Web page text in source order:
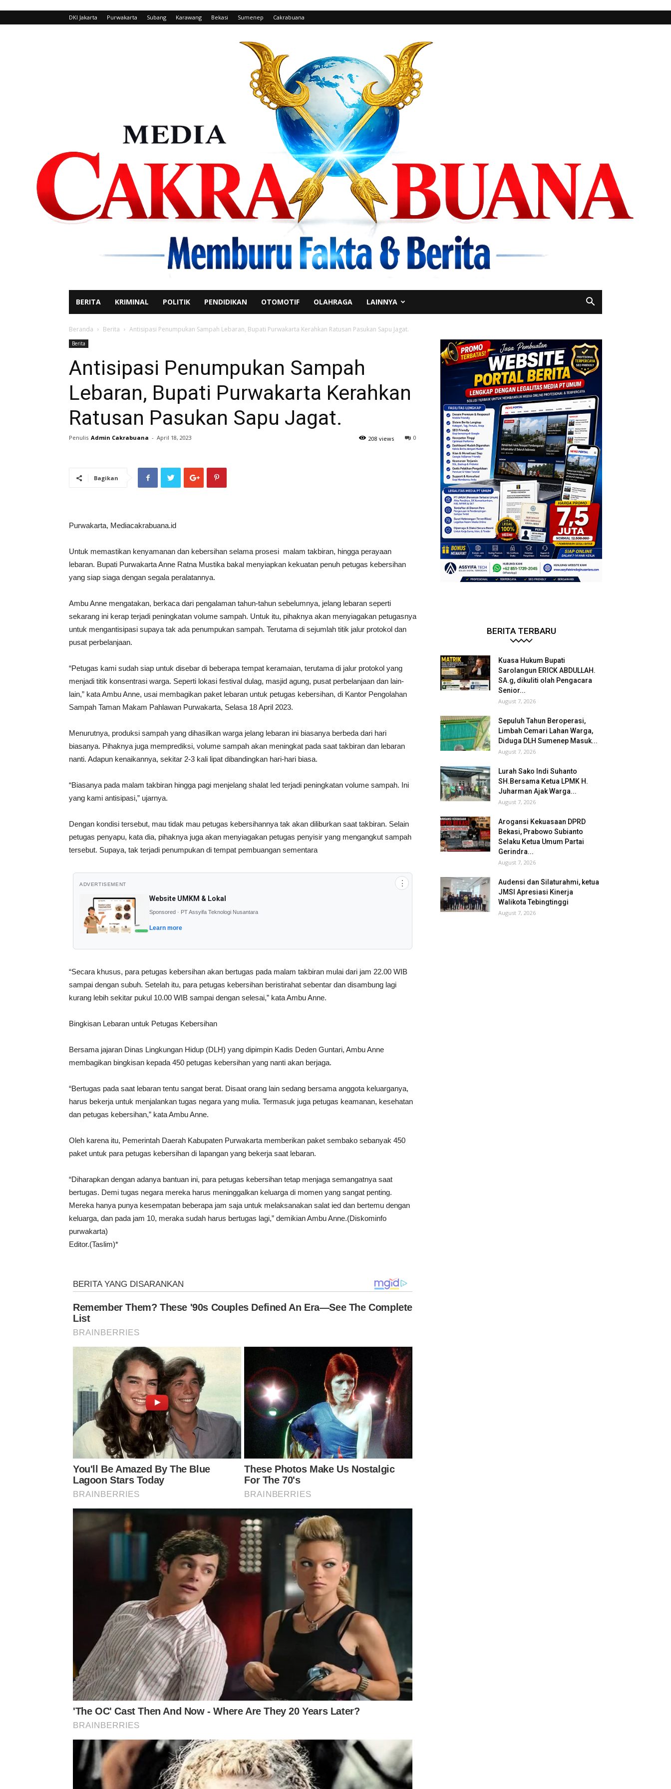
DKI Jakarta Purwakarta Subang Karawang Bekasi Sumenep Cakrabuana
BERITA KRIMINAL POLITIK PENDIDIKAN OTOMOTIF OLAHRAGA LAINNYA
Beranda Berita Antisipasi Penumpukan Sampah Lebaran, Bupati Purwakarta Kerahkan Ratusan Pasukan Sapu Jagat.
Berita
Antisipasi Penumpukan Sampah
Lebaran, Bupati Purwakarta Kerahkan
Ratusan Pasukan Sapu Jagat.
Penulis Admin Cakrabuana - April 18, 2023 0
208 views
Bagikan
Purwakarta, Mediacakrabuana.id
Untuk memastikan kenyamanan dan kebersihan selama prosesi malam takbiran, hingga perayaan
lebaran. Bupati Purwakarta Anne Ratna Mustika bakal menyiapkan kekuatan penuh petugas kebersihan
yang siap siaga dengan segala peralatannya.
Ambu Anne mengatakan, berkaca dari pengalaman tahun-tahun sebelumnya, jelang lebaran seperti
sekarang ini kerap terjadi peningkatan volume sampah. Untuk itu, pihaknya akan menyiagakan petugasnya
untuk mengantisipasi supaya tak ada penumpukan sampah. Terutama di sejumlah titik jalur protokol dan
pusat perbelanjaan.
“Petugas kami sudah siap untuk disebar di beberapa tempat keramaian, terutama di jalur protokol yang
menjadi titik konsentrasi warga. Seperti lokasi festival dulag, masjid agung, pusat perbelanjaan dan lain-
lain,” kata Ambu Anne, usai membagikan paket lebaran untuk petugas kebersihan, di Kantor Pengolahan
Sampah Taman Makam Pahlawan Purwakarta, Selasa 18 April 2023.
Menurutnya, produksi sampah yang dihasilkan warga jelang lebaran ini biasanya berbeda dari hari
biasanya. Pihaknya juga memprediksi, volume sampah akan meningkat pada saat takbiran dan lebaran
nanti. Adapun kenaikannya, sekitar 2-3 kali lipat dibandingkan hari-hari biasa.
“Biasanya pada malam takbiran hingga pagi menjelang shalat Ied terjadi peningkatan volume sampah. Ini
yang kami antisipasi,” ujarnya.
Dengan kondisi tersebut, mau tidak mau petugas kebersihannya tak akan diliburkan saat takbiran. Selain
petugas penyapu, kata dia, pihaknya juga akan menyiagakan petugas penyisir yang mengangkut sampah
tersebut. Supaya, tak terjadi penumpukan di tempat pembuangan sementara
ADVERTISEMENT ⋮
Website UMKM & Lokal
Sponsored · PT Assyifa Teknologi Nusantara
Learn more
“Secara khusus, para petugas kebersihan akan bertugas pada malam takbiran mulai dari jam 22.00 WIB
sampai dengan subuh. Setelah itu, para petugas kebersihan beristirahat sebentar dan disambung lagi
kurang lebih sekitar pukul 10.00 WIB sampai dengan selesai,” kata Ambu Anne.
Bingkisan Lebaran untuk Petugas Kebersihan
Bersama jajaran Dinas Lingkungan Hidup (DLH) yang dipimpin Kadis Deden Guntari, Ambu Anne
membagikan bingkisan kepada 450 petugas kebersihan yang nanti akan berjaga.
“Bertugas pada saat lebaran tentu sangat berat. Disaat orang lain sedang bersama anggota keluarganya,
harus bekerja untuk menjalankan tugas negara yang mulia. Termasuk juga petugas keamanan, kesehatan
dan petugas kebersihan,” kata Ambu Anne.
Oleh karena itu, Pemerintah Daerah Kabupaten Purwakarta memberikan paket sembako sebanyak 450
paket untuk para petugas kebersihan di lapangan yang bekerja saat lebaran.
“Diharapkan dengan adanya bantuan ini, para petugas kebersihan tetap menjaga semangatnya saat
bertugas. Demi tugas negara mereka harus meninggalkan keluarga di momen yang sangat penting.
Mereka hanya punya kesempatan beberapa jam saja untuk melaksanakan salat ied dan bertemu dengan
keluarga, dan pada jam 10, meraka sudah harus bertugas lagi,” demikian Ambu Anne.(Diskominfo
purwakarta)
Editor.(Taslim)*
BERITA TERBARU
Kuasa Hukum Bupati
Sarolangun ERICK ABDULLAH.
SA.g, dikuliti olah Pengacara
Senior...
August 7, 2026
Sepuluh Tahun Beroperasi,
Limbah Cemari Lahan Warga,
Diduga DLH Sumenep Masuk...
August 7, 2026
Lurah Sako Indi Suhanto
SH.Bersama Ketua LPMK H.
Juharman Ajak Warga...
August 7, 2026
Arogansi Kekuasaan DPRD
Bekasi, Prabowo Subianto
Selaku Ketua Umum Partai
Gerindra...
August 7, 2026
Audensi dan Silaturahmi, ketua
JMSI Apresiasi Kinerja
Walikota Tebingtinggi
August 7, 2026